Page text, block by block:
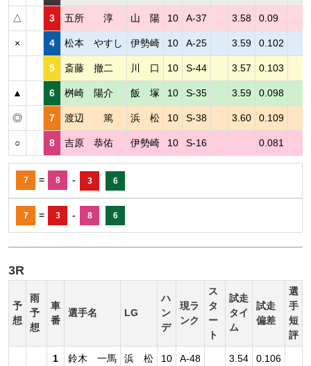
△ 3 五所 淳 山 陽 10 A-37 3.58 0.09
× 4 松本 やすし 伊勢崎 10 A-25 3.59 0.102
5 斎藤 撤二 川 口 10 S-44 3.57 0.103
▲ 6 桝崎 陽介 飯 塚 10 S-35 3.59 0.098
◎ 7 渡辺 篤 浜 松 10 S-38 3.60 0.109
○ 8 吉原 恭佑 伊勢崎 10 S-16 0.081
7 = 8 - 3 6
7 = 3 - 8 6
3R
予
想
雨
予
想
車
番
選手名 LG
ハ
ン
デ
現ラ
ンク
ス
タ
ー
ト
試走
タイ
ム
試走
偏差
選
手
短
評
1 鈴木 一馬 浜 松 10 A-48 3.54 0.106